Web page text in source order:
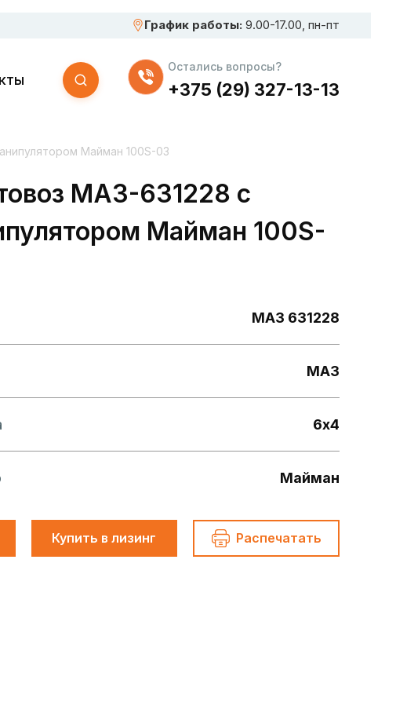
График работы: 9.00-17.00, пн-пт
Остались вопросы?
+375 (29) 327-13-13
Майман 100S-03
МАЗ-631228 с
Майман 100S-
МАЗ 631228
МАЗ
6х4
Майман
Купить в лизинг Распечатать